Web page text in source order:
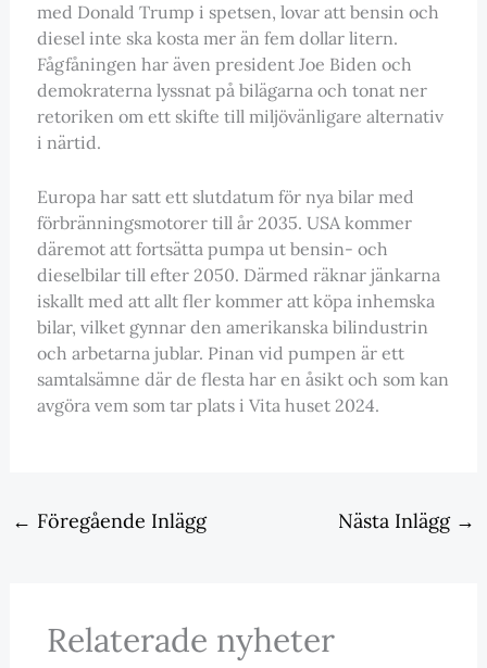
med Donald Trump i spetsen, lovar att bensin och
diesel inte ska kosta mer än fem dollar litern.
Fågfåningen har även president Joe Biden och
demokraterna lyssnat på bilägarna och tonat ner
retoriken om ett skifte till miljövänligare alternativ
i närtid.
Europa har satt ett slutdatum för nya bilar med
förbränningsmotorer till år 2035. USA kommer
däremot att fortsätta pumpa ut bensin- och
dieselbilar till efter 2050. Därmed räknar jänkarna
iskallt med att allt fler kommer att köpa inhemska
bilar, vilket gynnar den amerikanska bilindustrin
och arbetarna jublar. Pinan vid pumpen är ett
samtalsämne där de flesta har en åsikt och som kan
avgöra vem som tar plats i Vita huset 2024.
← Föregående Inlägg Nästa Inlägg →
Relaterade nyheter